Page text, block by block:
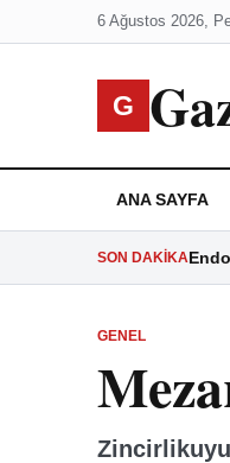
6 Ağustos 2026,
G
ANA SAYFA
SON DAKIKA
GENEL